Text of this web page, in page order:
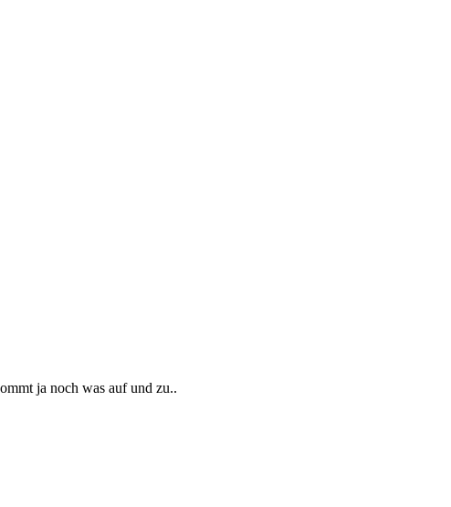
ja noch was auf und zu..